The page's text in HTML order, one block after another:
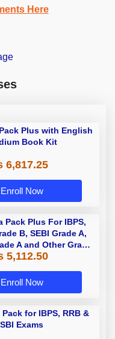
Here
Plus with English
Book Kit
6,817.25
Enroll Now
Pack Plus For IBPS,
B, SEBI Grade A,
A and Other Grade
B Bank Exams
5,112.50
Enroll Now
for IBPS, RRB &
SBI Exams